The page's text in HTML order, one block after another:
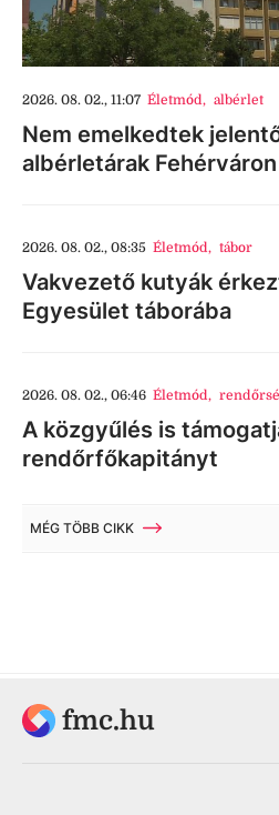
2026. 08. 02., 11:07 Életmód, albérlet
Nem emelkedtek
albérletárak Fehérváron
2026. 08. 02., 08:35 Életmód, tábor
Vakvezető kutyák
Egyesület táborába
2026. 08. 02., 06:46 Életmód,
A közgyűlés is
rendőrfőkapitányt
MÉG TÖBB CIKK
fmc.hu